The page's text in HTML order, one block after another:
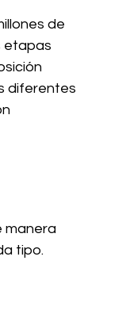
de
etapas
diferentes
manera
tipo.